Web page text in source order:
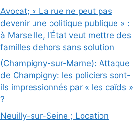
Avocat; « La rue ne peut pas
devenir une politique publique » :
à Marseille, l’État veut mettre des
familles dehors sans solution
(Champigny-sur-Marne): Attaque
de Champigny: les policiers sont-
ils impressionnés par « les caïds »
?
Neuilly-sur-Seine ; Location